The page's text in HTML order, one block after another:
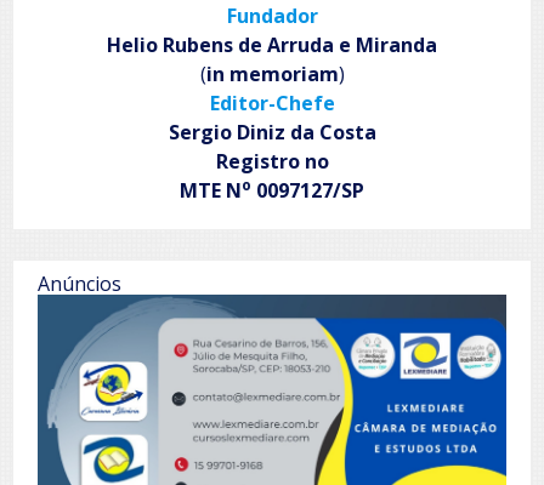
Fundador
Helio Rubens de Arruda e Miranda
(in memoriam)
Editor-Chefe
Sergio Diniz da Costa
Registro no
MTE No 0097127/SP
Anúncios